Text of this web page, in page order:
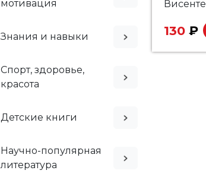
мотивация
Знания и навыки
Спорт, здоровье,
красота
Детские книги
Научно-популярная
литература
Висенте
130 ₽